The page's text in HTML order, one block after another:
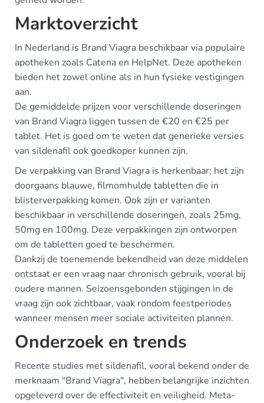
Marktoverzicht
In Nederland is Brand Viagra beschikbaar via populaire
apotheken zoals Catena en HelpNet. Deze apotheken
bieden het zowel online als in hun fysieke vestigingen
aan.
De gemiddelde prijzen voor verschillende doseringen
van Brand Viagra liggen tussen de €20 en €25 per
tablet. Het is goed om te weten dat generieke versies
van sildenafil ook goedkoper kunnen zijn.
De verpakking van Brand Viagra is herkenbaar; het zijn
doorgaans blauwe, filmomhulde tabletten die in
blisterverpakking komen. Ook zijn er varianten
beschikbaar in verschillende doseringen, zoals 25mg,
50mg en 100mg. Deze verpakkingen zijn ontworpen
om de tabletten goed te beschermen.
Dankzij de toenemende bekendheid van deze middelen
ontstaat er een vraag naar chronisch gebruik, vooral bij
oudere mannen. Seizoensgebonden stijgingen in de
vraag zijn ook zichtbaar, vaak rondom feestperiodes
wanneer mensen meer sociale activiteiten plannen.
Onderzoek en trends
Recente studies met sildenafil, vooral bekend onder de
merknaam "Brand Viagra", hebben belangrijke inzichten
opgeleverd over de effectiviteit en veiligheid. Meta-